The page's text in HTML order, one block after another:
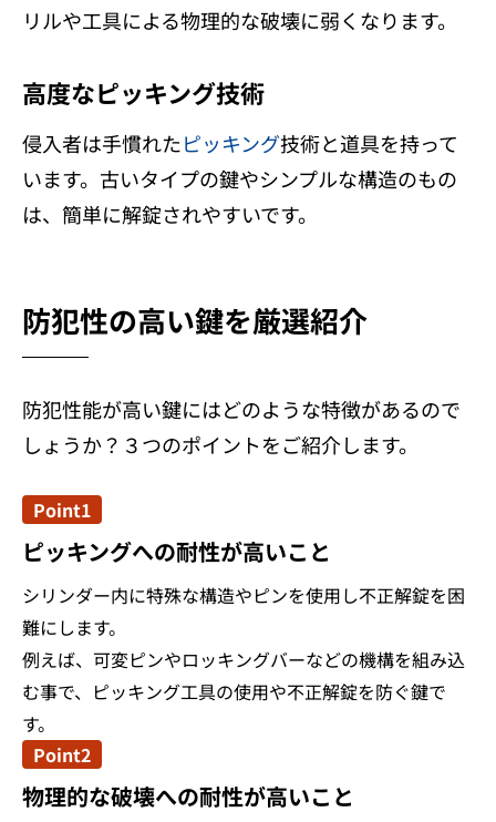
リルや工具による物理的な破壊に弱くなります。
高度なピッキング技術
侵入者は手慣れたピッキング技術と道具を持って
います。古いタイプの鍵やシンプルな構造のもの
は、簡単に解錠されやすいです。
防犯性の高い鍵を厳選紹介
防犯性能が高い鍵にはどのような特徴があるので
しょうか？３つのポイントをご紹介します。
Point1
ピッキングへの耐性が高いこと
シリンダー内に特殊な構造やピンを使用し不正解錠を困
難にします。
例えば、可変ピンやロッキングバーなどの機構を組み込
む事で、ピッキング工具の使用や不正解錠を防ぐ鍵で
す。
Point2
物理的な破壊への耐性が高いこと